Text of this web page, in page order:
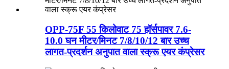
OPP-75F 55 किलोवाट 75 हॉर्सपावर 7.6-
10.0 घन मीटर/मिनट 7/8/10/12 बार उच्च
लागत-प्रदर्शन अनुपात वाला स्क्रू एयर कंप्रेसर